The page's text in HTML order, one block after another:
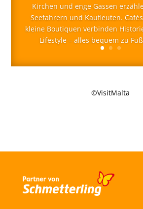
Kirchen und enge Gassen
Seefahrern und Kaufleuten.
kleine Boutiquen verbinden
Lifestyle – alles bequem zu
©VisitMalta